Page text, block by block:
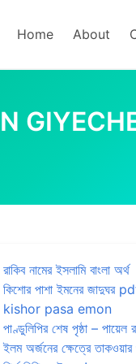
Home About
রাকিব নামের ইসলামি বাংলা অর্থ
কিশোর পাশা ইমনের
kishor pasa emon
পাণ্ডুলিপির শেষ পৃষ্ঠা – পায়েল
ইলম অর্জনের ক্ষেত্রে